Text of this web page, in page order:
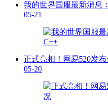
我的世界国服最新消息
05-21
正式亮相！网易520发
05-20